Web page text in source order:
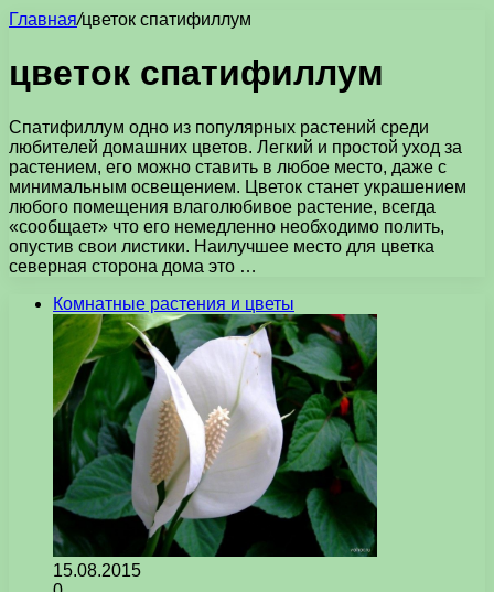
Главная/цветок спатифиллум
цветок спатифиллум
Спатифиллум одно из популярных растений среди
любителей домашних цветов. Легкий и простой уход за
растением, его можно ставить в любое место, даже с
минимальным освещением. Цветок станет украшением
любого помещения влаголюбивое растение, всегда
«сообщает» что его немедленно необходимо полить,
опустив свои листики. Наилучшее место для цветка
северная сторона дома это …
Комнатные растения и цветы
15.08.2015